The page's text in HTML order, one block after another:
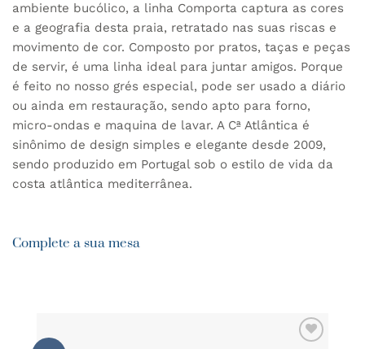
ambiente bucólico, a linha Comporta captura as cores
e a geografia desta praia, retratado nas suas riscas e
movimento de cor. Composto por pratos, taças e peças
de servir, é uma linha ideal para juntar amigos. Porque
é feito no nosso grés especial, pode ser usado a diário
ou ainda em restauração, sendo apto para forno,
micro-ondas e maquina de lavar. A Cª Atlântica é
sinônimo de design simples e elegante desde 2009,
sendo produzido em Portugal sob o estilo de vida da
costa atlântica mediterrânea.
Complete a sua mesa